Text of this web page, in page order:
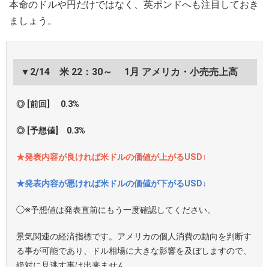
本命のドルや円だけではなく、英ポンドへも注目しておき
ましょう。
▼2/14 米 22：30～ 1月 アメリカ・小売売上高
◎ [前回] 0.3%
◎ [予想値] 0.3%
★発表内容が良ければ米ドルの価値が上がるUSD↑
★発表内容が悪ければ米ドルの価値が下がるUSD↓
◯※予想値は発表直前にもう一度確認してください。
景気関連の経済指標です。アメリカの個人消費の動向を判断す
る事が可能であり、ドル相場に大きな影響を及ぼしますので、